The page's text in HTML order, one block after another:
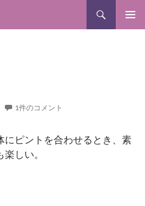
1件のコメント
にピントを合わせるとき、素
しい。